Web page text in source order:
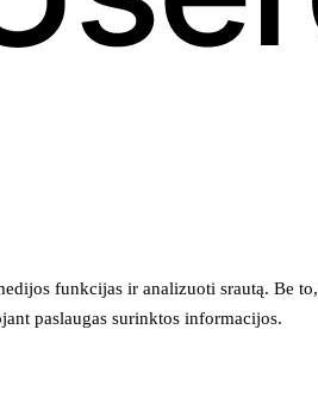
funkcijas ir analizuoti srautą. Be
paslaugas surinktos informacijos.